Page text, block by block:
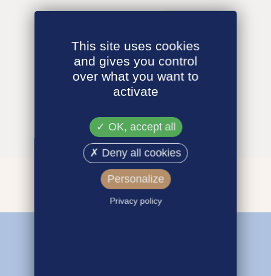
This site uses cookies
and gives you control
over what you want to
activate
OK, accept all
Deny all cookies
Personalize
Privacy policy